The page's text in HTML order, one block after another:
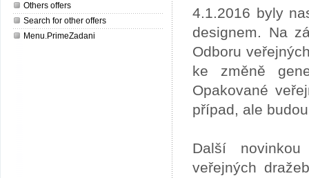
Others offers
Search for other offers
Menu.PrimeZadani
4.1.2016 byly
designem. Na
Odboru
ke změně
Opakované
případ, ale
Další
veřejných